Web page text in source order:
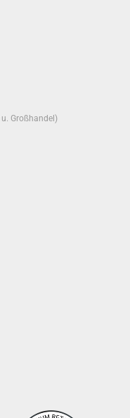
Großhandel)